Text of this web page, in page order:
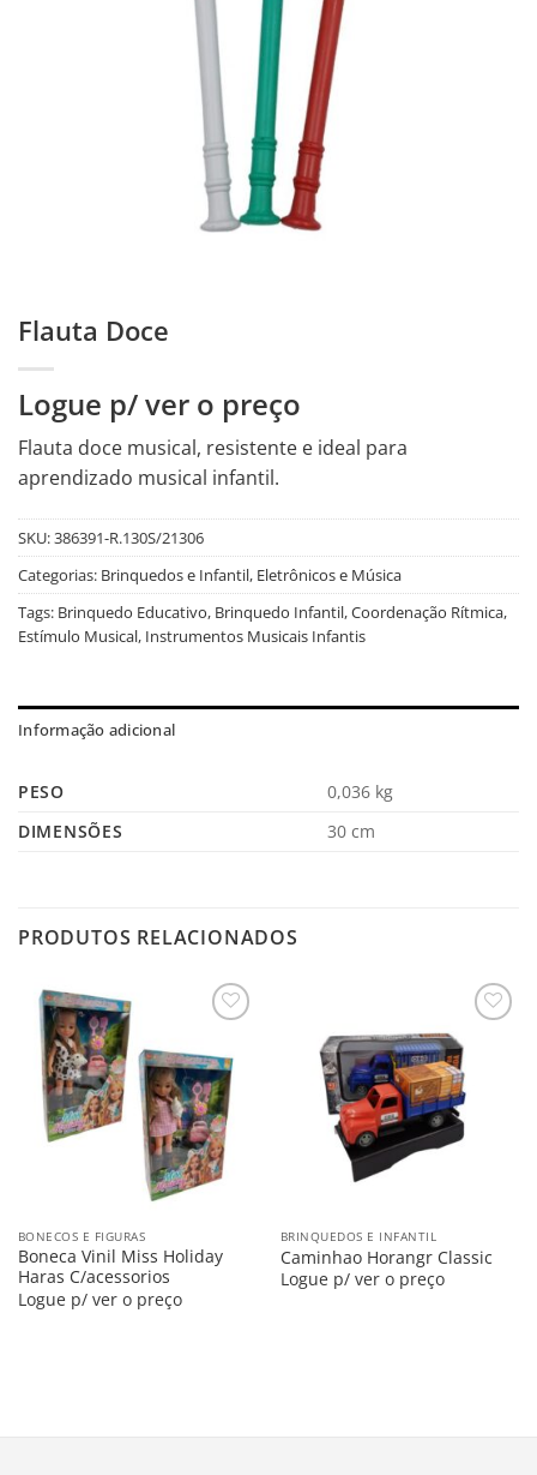
Flauta Doce
Logue p/ ver o preço
Flauta doce musical, resistente e ideal para
aprendizado musical infantil.
SKU:386391-R.130S/21306
Categorias: Brinquedos e Infantil, Eletrônicos e Música
Tags: Brinquedo Educativo, Brinquedo Infantil,Coordenação Rítmica,
Estímulo Musical, Instrumentos Musicais Infantis
Informação adicional
PESO
0,036 kg
DIMENSÕES
30 cm
PRODUTOS RELACIONADOS
na
Lista
BONECOS E FIGURAS
Boneca Vinil Miss Holiday
Haras C/acessorios
Logue p/ ver o preço
BRINQUEDOS E INFANTIL
Caminhao Horangr Classic
Logue p/ ver o preço